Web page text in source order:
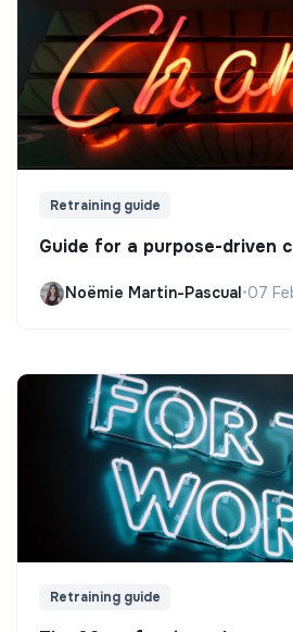
Retraining guide
Guide for a purpose-driven
Noëmie Martin-Pascual•07
Retraining guide